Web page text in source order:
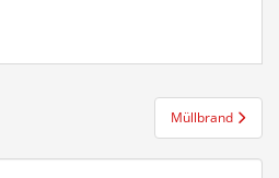
Müllbrand